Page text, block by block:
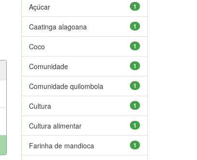
1
Açúcar
1
Caatinga alagoana
1
Coco
1
Comunidade
1
Comunidade quilombola
1
Cultura
1
Cultura alimentar
1
Farinha de mandioca